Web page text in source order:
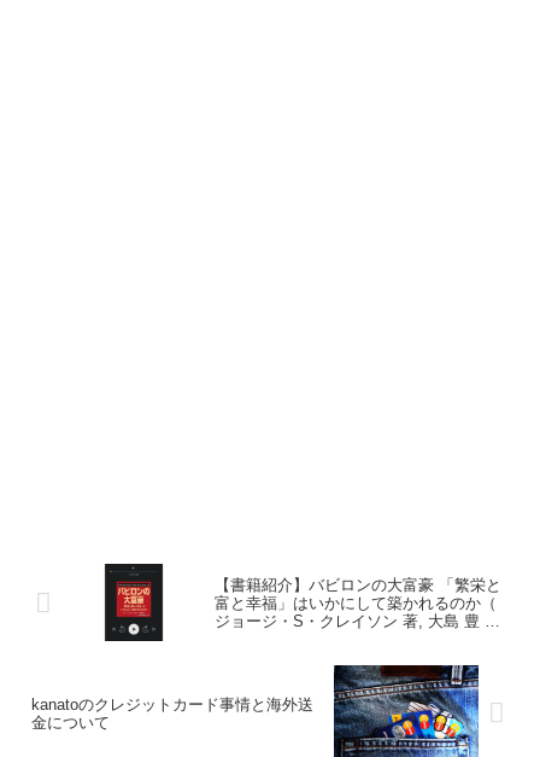
【書籍紹介】バビロンの大富豪 「繁栄と
富と幸福」はいかにして築かれるのか（
ジョージ・S・クレイソン 著, 大島 豊 翻
kanatoのクレジットカード事情と海外送
金について